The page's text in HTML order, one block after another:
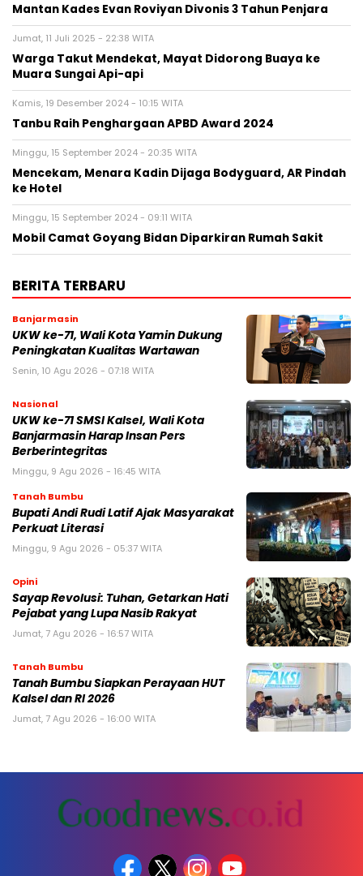
Mantan Kades Evan Roviyan Divonis 3 Tahun Penjara
Jumat, 11 Juli 2025 - 22:38 WITA
Warga Takut Mendekat, Mayat Didorong Buaya ke
Muara Sungai Api-api
Kamis, 19 Desember 2024 - 10:15 WITA
Tanbu Raih Penghargaan APBD Award 2024
Minggu, 15 September 2024 - 20:35 WITA
Mencekam, Menara Kadin Dijaga Bodyguard, AR Pindah
ke Hotel
Minggu, 15 September 2024 - 09:11 WITA
Mobil Camat Goyang Bidan Diparkiran Rumah Sakit
BERITA TERBARU
Banjarmasin
UKW ke-71, Wali Kota Yamin Dukung
Peningkatan Kualitas Wartawan
Senin, 10 Agu 2026 - 07:18 WITA
Nasional
UKW ke-71 SMSI Kalsel, Wali Kota
Banjarmasin Harap Insan Pers
Berberintegritas
Minggu, 9 Agu 2026 - 16:45 WITA
Tanah Bumbu
Bupati Andi Rudi Latif Ajak Masyarakat
Perkuat Literasi
Minggu, 9 Agu 2026 - 05:37 WITA
Opini
Sayap Revolusi: Tuhan, Getarkan Hati
Pejabat yang Lupa Nasib Rakyat
Jumat, 7 Agu 2026 - 16:57 WITA
Tanah Bumbu
Tanah Bumbu Siapkan Perayaan HUT
Kalsel dan RI 2026
Jumat, 7 Agu 2026 - 16:00 WITA